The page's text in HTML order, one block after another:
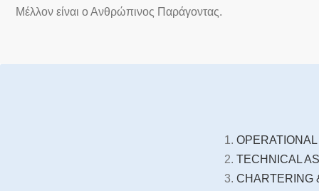
Μέλλον είναι ο Ανθρώπινος Παράγοντας.
TECHNICAL
CHARTERING